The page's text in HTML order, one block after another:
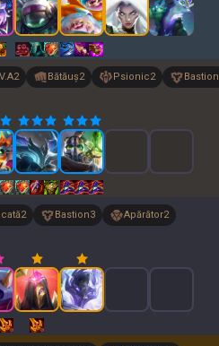
2 Bătăuș2 Psionic2 Bastion
2 Bastion3 Apărător2